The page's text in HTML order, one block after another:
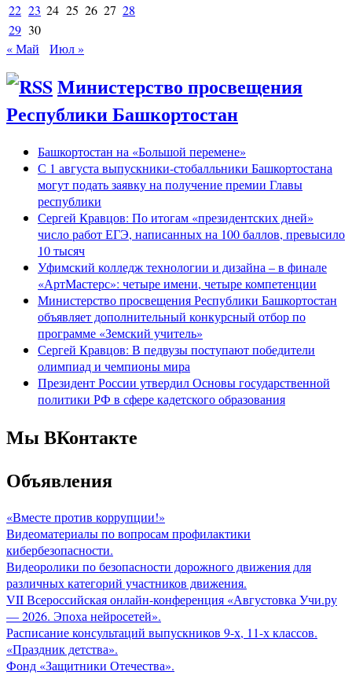
22 23 24 25 26 27 28
29 30
« Май
Июл »
Министерство просвещения
Республики Башкортостан
Башкортостан на «Большой перемене»
С 1 августа выпускники-стобалльники Башкортостана
могут подать заявку на получение премии Главы
республики
Сергей Кравцов: По итогам «президентских дней»
число работ ЕГЭ, написанных на 100 баллов, превысило
10 тысяч
Уфимский колледж технологии и дизайна – в финале
«АртМастерс»: четыре имени, четыре компетенции
Министерство просвещения Республики Башкортостан
объявляет дополнительный конкурсный отбор по
программе «Земский учитель»
Сергей Кравцов: В педвузы поступают победители
олимпиад и чемпионы мира
Президент России утвердил Основы государственной
политики РФ в сфере кадетского образования
Мы ВКонтакте
Объявления
«Вместе против коррупции!»
Видеоматериалы по вопросам профилактики
кибербезопасности.
Видеоролики по безопасности дорожного движения для
различных категорий участников движения.
VII Всероссийская онлайн-конференция «Августовка Учи.ру
— 2026. Эпоха нейросетей».
Расписание консультаций выпускников 9-х, 11-х классов.
«Праздник детства».
Фонд «Защитники Отечества».